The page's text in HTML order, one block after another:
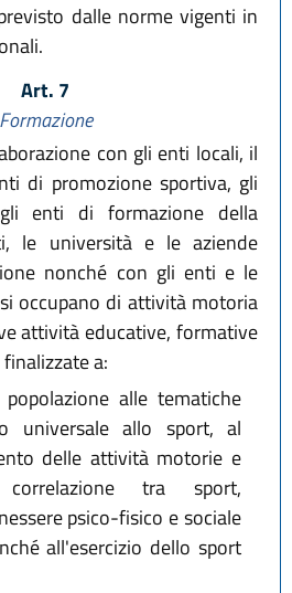
dalle norme vigenti in
Art. 7
Formazione
con gli enti locali, il
di promozione sportiva, gli
enti di formazione della
le università e le aziende
nonché con gli enti e le
occupano di attività motoria
attività educative, formative
a:
alle tematiche
universale allo sport, al
delle attività motorie e
tra sport,
psico-fisico e sociale
all'esercizio dello sport